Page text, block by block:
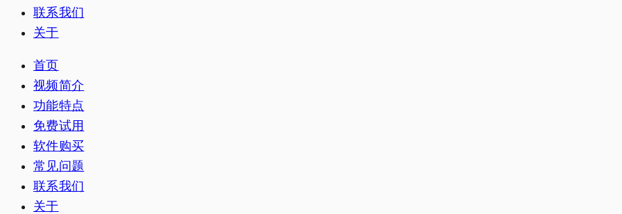
联系我们
关于
首页
视频简介
功能特点
免费试用
软件购买
常见问题
联系我们
关于